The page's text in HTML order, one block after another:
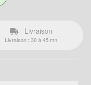
Livraison
Livraison : 30 à 45 mn